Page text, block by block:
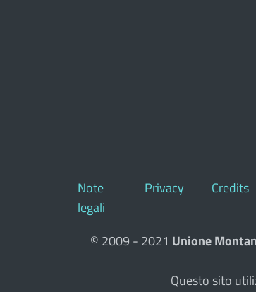
Note
legali
Privacy Credits
© 2009 - 2021 Unione
Questo sito